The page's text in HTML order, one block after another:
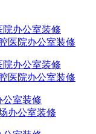
医院办公室装修
医院办公室装修
办公室装修